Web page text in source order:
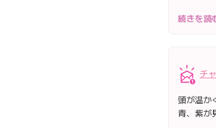
続きを
チ
頭が温か
青、紫が